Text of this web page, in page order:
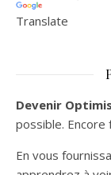
Translate
Devenir
possible. Encore
En vous